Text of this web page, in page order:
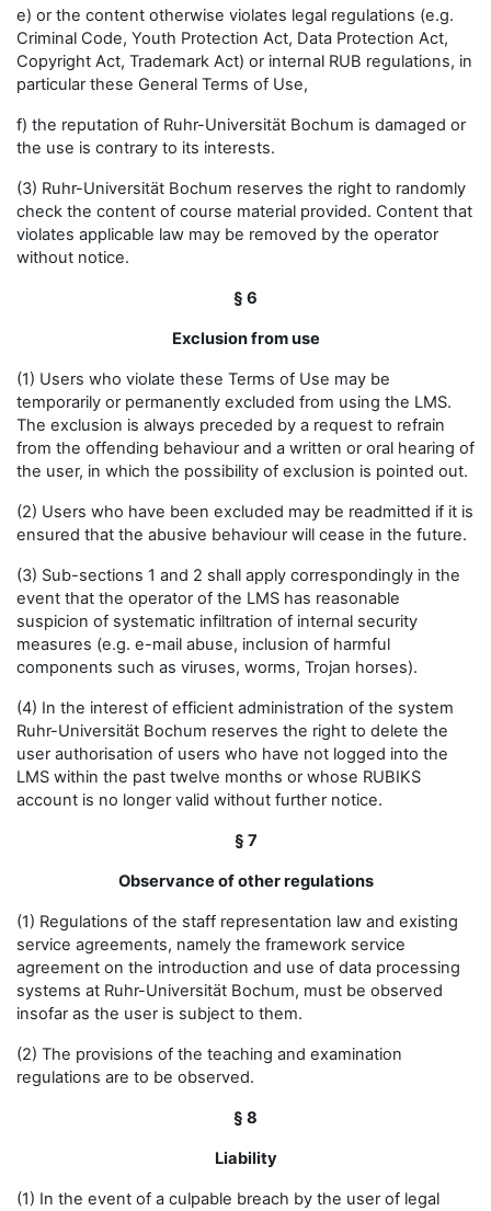
e) or the content otherwise violates legal regulations (e.g.
Criminal Code, Youth Protection Act, Data Protection Act,
Copyright Act, Trademark Act) or internal RUB regulations, in
particular these General Terms of Use,
f) the reputation of Ruhr-Universität Bochum is damaged or
the use is contrary to its interests.
(3) Ruhr-Universität Bochum reserves the right to randomly
check the content of course material provided. Content that
violates applicable law may be removed by the operator
without notice.
§ 6
Exclusion from use
(1) Users who violate these Terms of Use may be
temporarily or permanently excluded from using the LMS.
The exclusion is always preceded by a request to refrain
from the offending behaviour and a written or oral hearing of
the user, in which the possibility of exclusion is pointed out.
(2) Users who have been excluded may be readmitted if it is
ensured that the abusive behaviour will cease in the future.
(3) Sub-sections 1 and 2 shall apply correspondingly in the
event that the operator of the LMS has reasonable
suspicion of systematic infiltration of internal security
measures (e.g. e-mail abuse, inclusion of harmful
components such as viruses, worms, Trojan horses).
(4) In the interest of efficient administration of the system
Ruhr-Universität Bochum reserves the right to delete the
user authorisation of users who have not logged into the
LMS within the past twelve months or whose RUBIKS
account is no longer valid without further notice.
§ 7
Observance of other regulations
(1) Regulations of the staff representation law and existing
service agreements, namely the framework service
agreement on the introduction and use of data processing
systems at Ruhr-Universität Bochum, must be observed
insofar as the user is subject to them.
(2) The provisions of the teaching and examination
regulations are to be observed.
§ 8
Liability
(1) In the event of a culpable breach by the user of legal